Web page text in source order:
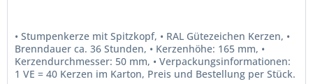
• Stumpenkerze mit Spitzkopf, • RAL Gütezeichen Kerzen, •
Brenndauer ca. 36 Stunden, • Kerzenhöhe: 165 mm, •
Kerzendurchmesser: 50 mm, • Verpackungsinformationen:
1 VE = 40 Kerzen im Karton, Preis und Bestellung per Stück.